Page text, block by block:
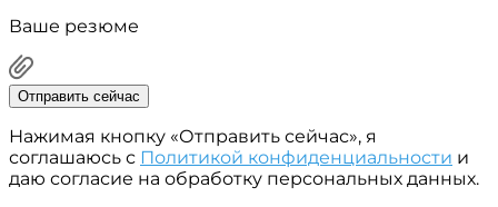
Ваше резюме
Отправить сейчас
Нажимая кнопку «Отправить сейчас», я
соглашаюсь с Политикой конфиденциальности и
даю согласие на обработку персональных данных.